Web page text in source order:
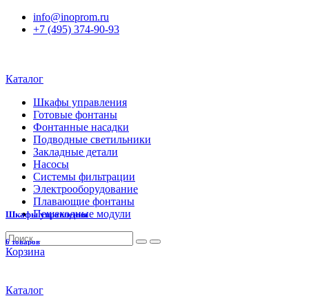
info@inoprom.ru
+7 (495) 374-90-93
Каталог
Шкафы управления
Готовые фонтаны
Фонтанные насадки
Подводные светильники
Закладные детали
Насосы
Системы фильтрации
Электрооборудование
Плавающие фонтаны
Пешеходные модули
Корзина
Каталог
Шкафы управления
6 товаров